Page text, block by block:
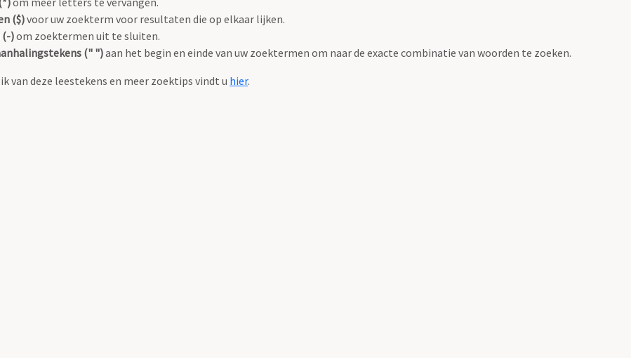
($)voor uw zoekterm voor resultaten die op elkaar lijken.
(-)om zoektermen uit te sluiten.
(" ")aan het begin en einde van uw zoektermen om naar de exacte combinatie van woorden te zoeken.
van deze leestekens en meer zoektips vindt u hier.